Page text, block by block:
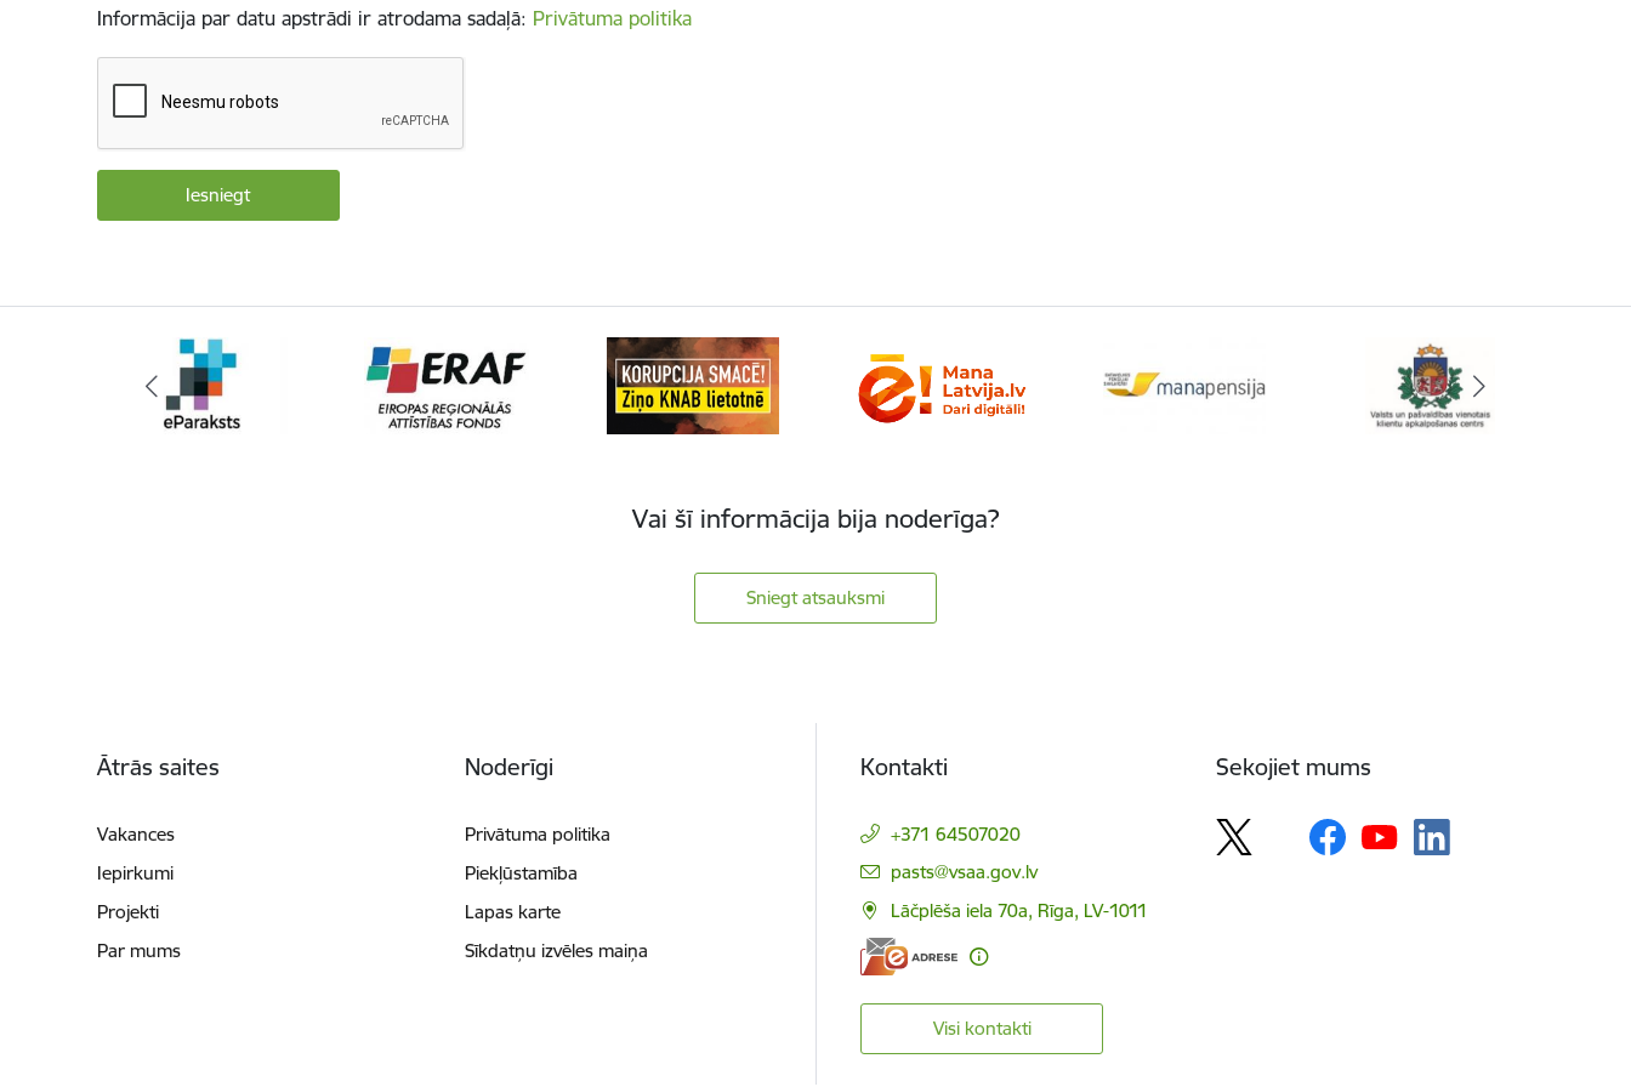
Informācija par datu apstrādi ir atrodama sadaļā: Privātuma politika
Vai šī informācija bija noderīga?
Sniegt atsauksmi
Ātrās saites
Vakances
Iepirkumi
Projekti
Par mums
Noderīgi
Privātuma politika
Piekļūstamība
Lapas karte
Sīkdatņu izvēles maiņa
Kontakti
+371 64507020
E-pasts:
pasts@vsaa.gov.lv
Lāčplēša iela 70a, Rīga, LV-1011
Visi kontakti
Sekojiet mums